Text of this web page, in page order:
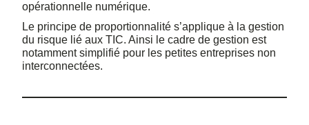
opérationnelle numérique.
Le principe de proportionnalité s’applique à la gestion
du risque lié aux TIC. Ainsi le cadre de gestion est
notamment simplifié pour les petites entreprises non
interconnectées.